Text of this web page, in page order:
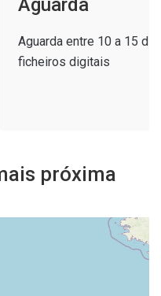
a 15 dias e recebe os
próxima